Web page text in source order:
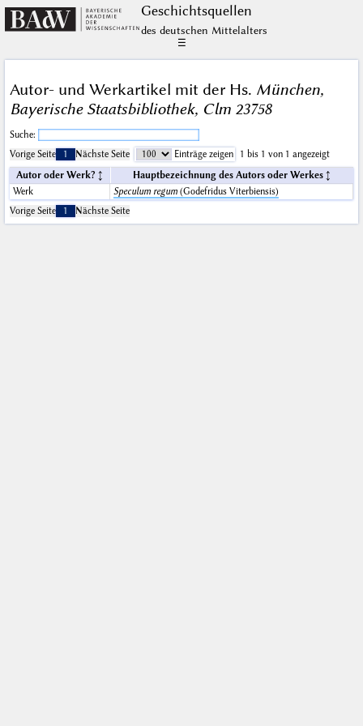
Geschichts­quellen
des deutschen Mittelalters
☰
Autor- und Werkartikel mit der Hs. München,
Bayerische Staatsbibliothek, Clm 23758
Suche:
Vorige Seite
1 Nächste Seite Einträge zeigen
1 bis 1 von 1 angezeigt
Autor oder Werk?
Hauptbezeichnung des Autors oder Werkes
Werk
Speculum regum(Godefridus Viterbiensis)
Vorige Seite
1 Nächste Seite